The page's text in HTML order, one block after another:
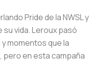
Pride de la NWSL y
vida. Leroux pasó
momentos que la
pero en esta campaña